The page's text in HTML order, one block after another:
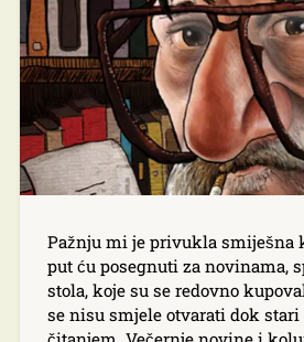
Pažnju mi je privukla smiješna
put ću posegnuti za novinama,
stola, koje su se redovno
se nisu smjele otvarati dok stari